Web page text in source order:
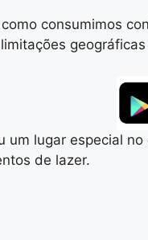
consumimos
um lugar especial
de lazer.